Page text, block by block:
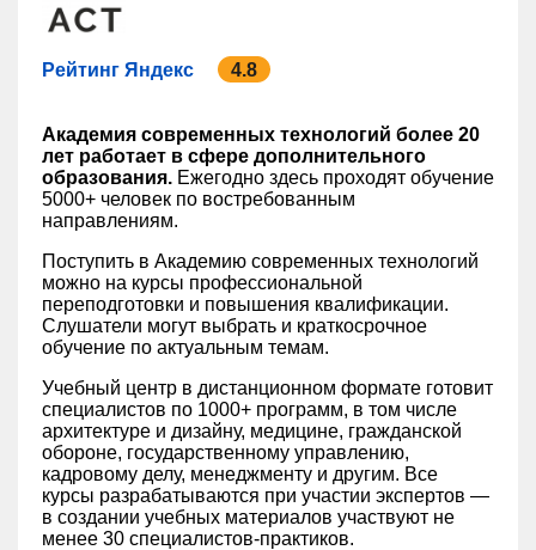
Рейтинг Яндекс 4.8
Академия современных технологий более 20
лет работает в сфере дополнительного
образования. Ежегодно здесь проходят обучение
5000+ человек по востребованным
направлениям.
Поступить в Академию современных технологий
можно на курсы профессиональной
переподготовки и повышения квалификации.
Слушатели могут выбрать и краткосрочное
обучение по актуальным темам.
Учебный центр в дистанционном формате готовит
специалистов по 1000+ программ, в том числе
архитектуре и дизайну, медицине, гражданской
обороне, государственному управлению,
кадровому делу, менеджменту и другим. Все
курсы разрабатываются при участии экспертов —
в создании учебных материалов участвуют не
менее 30 специалистов-практиков.